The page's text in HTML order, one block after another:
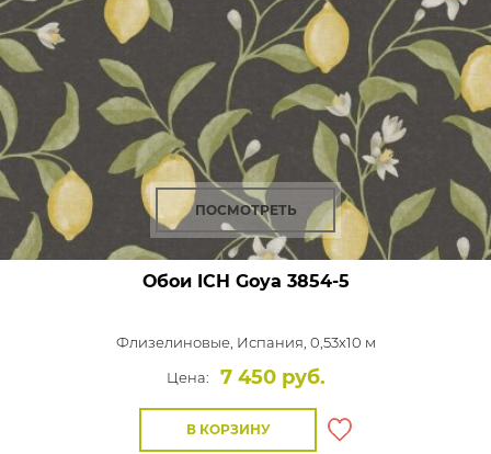
ПОСМОТРЕТЬ
Обои ICH Goya 3854-5
Флизелиновые, Испания, 0,53x10 м
Цена:
7 450 руб.
В КОРЗИНУ